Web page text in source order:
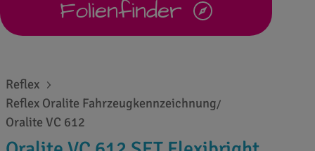
Folienfinder
Reflex
Reflex Oralite Fahrzeugkennzeichnung/
Oralite VC 612